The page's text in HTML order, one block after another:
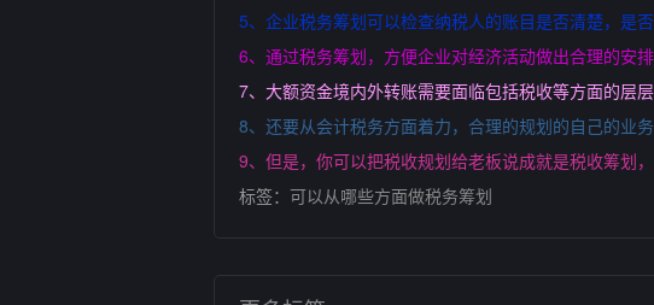
5、企业税务筹划可以检查纳税人的账目是否清楚，是
6、通过税务筹划，方便企业对经济活动做出合理的安
7、大额资金境内外转账需要面临包括税收等方面的层
8、还要从会计税务方面着力，合理的规划的自己的业
9、但是，你可以把税收规划给老板说成就是税收筹划
标签： 可以从哪些方面做税务筹划